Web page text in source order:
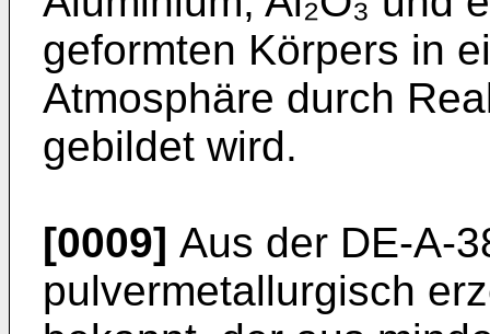
geformten Körpers in
Atmosphäre durch
gebildet wird.
[0009] Aus der DE-A-
pulvermetallurgisch